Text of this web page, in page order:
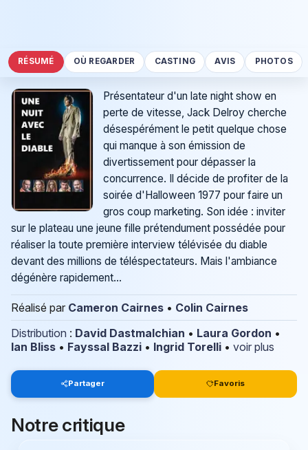
RÉSUMÉ OÙ REGARDER CASTING AVIS PHOTOS
Présentateur d'un late night show en
perte de vitesse, Jack Delroy cherche
désespérément le petit quelque chose
qui manque à son émission de
divertissement pour dépasser la
concurrence. Il décide de profiter de la
soirée d'Halloween 1977 pour faire un
gros coup marketing. Son idée : inviter
sur le plateau une jeune fille prétendument possédée pour
réaliser la toute première interview télévisée du diable
devant des millions de téléspectateurs. Mais l'ambiance
dégénère rapidement...
Réalisé par Cameron Cairnes • Colin Cairnes
Distribution : David Dastmalchian • Laura Gordon •
Ian Bliss • Fayssal Bazzi • Ingrid Torelli • voir plus
Partager Favoris
Notre critique